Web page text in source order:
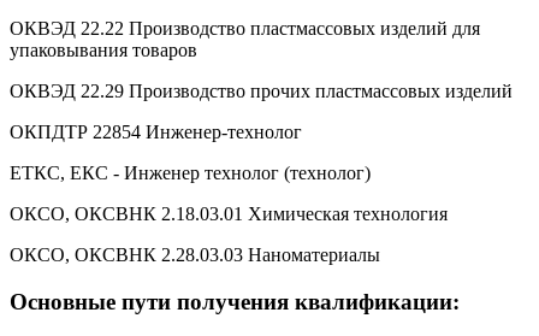
ОКВЭД 22.22 Производство пластмассовых изделий для
упаковывания товаров
ОКВЭД 22.29 Производство прочих пластмассовых изделий
ОКПДТР 22854 Инженер-технолог
ЕТКС, ЕКС - Инженер технолог (технолог)
ОКСО, ОКСВНК 2.18.03.01 Химическая технология
ОКСО, ОКСВНК 2.28.03.03 Наноматериалы
Основные пути получения квалификации: